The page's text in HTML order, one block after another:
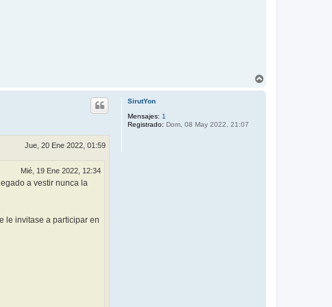
SirutYon
Mensajes: 1
Registrado: Dom, 08 May 2022, 21:07
Jue, 20 Ene 2022, 01:59
Mié, 19 Ene 2022, 12:34
a vestir nunca la
le invitase a participar en